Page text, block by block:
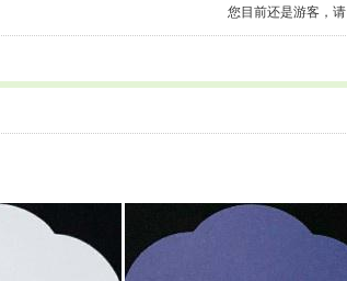
您目前还是游客，请